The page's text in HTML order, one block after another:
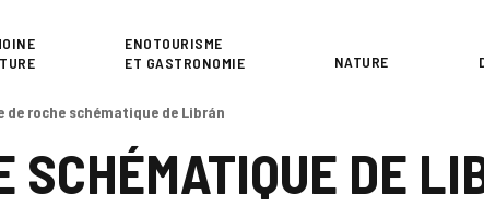
ENOTOURISME
ET GASTRONOMIE
NATURE
de roche schématique de Librán
SCHÉMATIQUE DE